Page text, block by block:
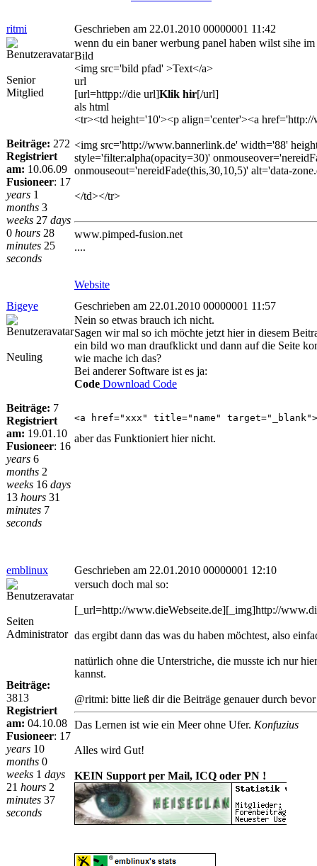
ritmi Geschrieben am 22.01.2010 00000001 11:42
Senior
Mitglied
Beiträge: 272
Registriert
am: 10.06.09
Fusioneer: 17
years 1
months 3
weeks 27 days
0 hours 28
minutes 25
seconds
wenn du ein baner werbung panel haben wilst sihe
Bild
<img src='bild pfad' >Text</a>
url
[url=httpp://die url]Klik hir[/url]
als html
<tr><td height='10'><p align='center'><a
<img src='http://www.bannerlink.de' width='88'
style='filter:alpha(opacity=30)'
onmouseout='nereidFade(this,30,10,5)' alt='data-
</td></tr>
www.pimped-fusion.net
....
Website
Bigeye
Geschrieben am 22.01.2010 00000001 11:57
Neuling
Beiträge: 7
Registriert
am: 19.01.10
Fusioneer: 16
years 6
months 2
weeks 16 days
13 hours 31
minutes 7
seconds
Nein so etwas brauch ich nicht.
Sagen wir mal so ich möchte jetzt hier in diesem
ein bild wo man draufklickt und dann auf die Seite
wie mache ich das?
Bei anderer Software ist es ja:
Code Download Code
<a href="xxx" title="name"
aber das Funktioniert hier nicht.
emblinux Geschrieben am 22.01.2010 00000001 12:10
Seiten
Administrator
Beiträge:
3813
Registriert
am: 04.10.08
Fusioneer: 17
years 10
months 0
weeks 1 days
21 hours 2
minutes 37
seconds
versuch doch mal so:
[_url=http://www.dieWebseite.de][_img]http://
das ergibt dann das was du haben möchtest, also
natürlich ohne die Unterstriche, die musste ich nur
kannst.
@ritmi: bitte ließ dir die Beiträge genauer durch
Das Lernen ist wie ein Meer ohne Ufer. Konfuzius
Alles wird Gut!
KEIN Support per Mail, ICQ oder PN !